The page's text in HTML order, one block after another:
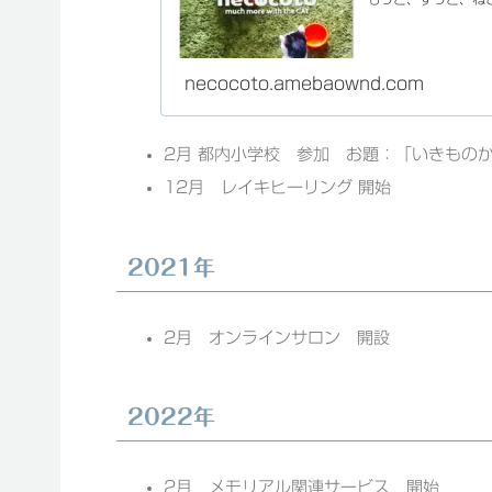
necocoto.amebaownd.com
2月 都内小学校 参加 お題：「いきもの
12月 レイキヒーリング 開始
2021年
2月 オンラインサロン 開設
2022年
2月 メモリアル関連サービス 開始